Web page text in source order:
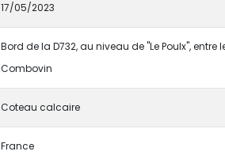
17/05/2023
Bord de la D732, au niveau de "Le Poulx",
Combovin
Coteau calcaire
France